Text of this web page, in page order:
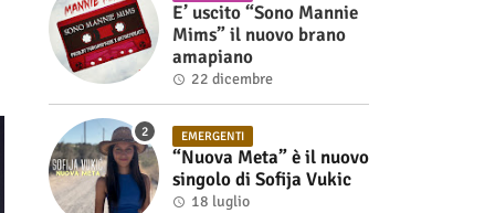
E’ uscito “Sono Mannie
Mims” il nuovo brano
amapiano
22 dicembre
EMERGENTI
“Nuova Meta” è il nuovo
singolo di Sofija Vukic
18 luglio